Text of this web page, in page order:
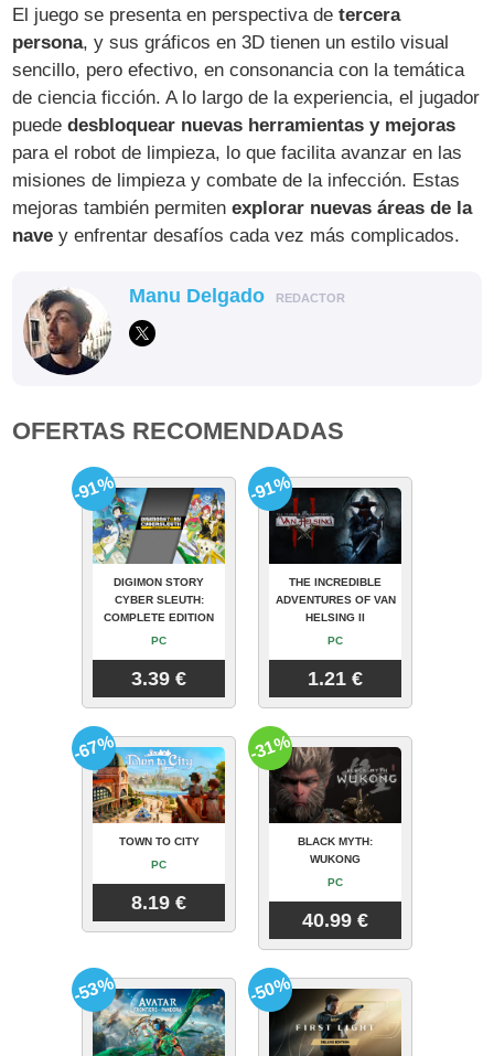
El juego se presenta en perspectiva detercera
persona, y sus gráficos en 3D tienen un estilo visual
sencillo, pero efectivo, en consonancia con la temática
de ciencia ficción. A lo largo de la experiencia, el jugador
puededesbloquear nuevas herramientas y mejoras
para el robot de limpieza, lo que facilita avanzar en las
misiones de limpieza y combate de la infección. Estas
mejoras también permitenexplorar nuevas áreas de la
nave y enfrentar desafíos cada vez más complicados.
Manu Delgado REDACTOR
OFERTAS RECOMENDADAS
DIGIMON STORY
CYBER SLEUTH:
COMPLETE EDITION
PC
3.39 €
-91%
THE INCREDIBLE
ADVENTURES OF VAN
HELSING II
PC
1.21 €
-91%
TOWN TO CITY
PC
8.19 €
-67%
BLACK MYTH:
WUKONG
PC
40.99 €
-31%
-53% -50%